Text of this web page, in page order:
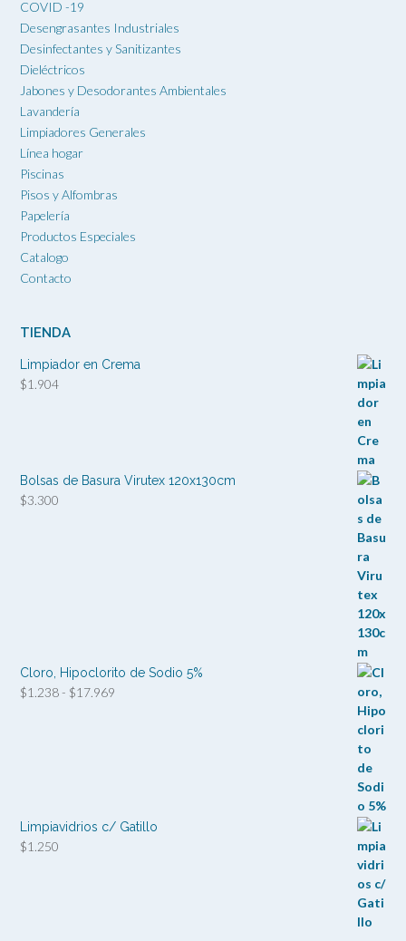
COVID -19
Desengrasantes Industriales
Desinfectantes y Sanitizantes
Dieléctricos
Jabones y Desodorantes Ambientales
Lavandería
Limpiadores Generales
Línea hogar
Piscinas
Pisos y Alfombras
Papelería
Productos Especiales
Catalogo
Contacto
TIENDA
Limpiador en Crema
$1.904
Bolsas de Basura Virutex 120x130cm
$3.300
Cloro, Hipoclorito de Sodio 5%
$1.238- $17.969
Limpiavidrios c/ Gatillo
$1.250